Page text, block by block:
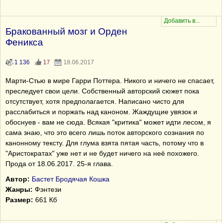
Бракованный мозг и Орден
Феникса
1 136 17 18.06.2017
Марти-Стью в мире Гарри Поттера. Никого и ничего не спасает,
преследует свои цели. Собственный авторский сюжет пока
отсутствует, хотя предполагается. Написано чисто для
расслабиться и поржать над каноном. Жаждущие увязок и
обоснуев - вам не сюда. Всякая "критика" может идти лесом, я
сама знаю, что это всего лишь поток авторского сознания по
канонному тексту. Для глума взята пятая часть, потому что в
"Аристократах" уже нет и не будет ничего на неё похожего.
Прода от 18.06.2017. 25-я глава.
Автор: Бастет Бродячая Кошка
Жанры: Фэнтези
Размер: 661 Кб